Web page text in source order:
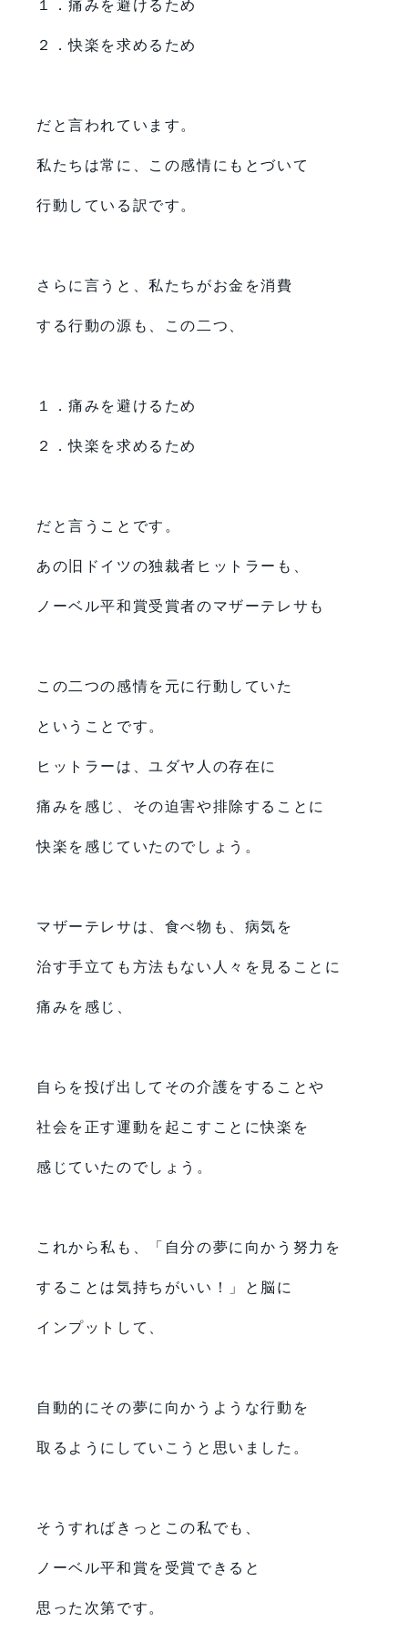
１．痛みを避けるため
２．快楽を求めるため
だと言われています。
私たちは常に、この感情にもとづいて
行動している訳です。
さらに言うと、私たちがお金を消費
する行動の源も、この二つ、
１．痛みを避けるため
２．快楽を求めるため
だと言うことです。
あの旧ドイツの独裁者ヒットラーも、
ノーベル平和賞受賞者のマザーテレサも
この二つの感情を元に行動していた
ということです。
ヒットラーは、ユダヤ人の存在に
痛みを感じ、その迫害や排除することに
快楽を感じていたのでしょう。
マザーテレサは、食べ物も、病気を
治す手立ても方法もない人々を見ることに
痛みを感じ、
自らを投げ出してその介護をすることや
社会を正す運動を起こすことに快楽を
感じていたのでしょう。
これから私も、「自分の夢に向かう努力を
することは気持ちがいい！」と脳に
インプットして、
自動的にその夢に向かうような行動を
取るようにしていこうと思いました。
そうすればきっとこの私でも、
ノーベル平和賞を受賞できると
思った次第です。